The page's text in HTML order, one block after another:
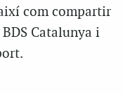
com compartir
Catalunya i